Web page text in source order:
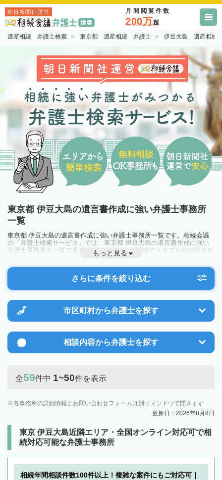
朝日新聞社運営 月間閲覧件数
200万超
遺産相続 弁護士検索 東京都 遺産相続 弁護士 伊豆大島 遺産相続
東京都 伊豆大島の遺言書作成に強い弁護士事務所
一覧
東京都 伊豆大島の遺言書作成に強い弁護士事務所一覧です。相続会議
の「弁護士検索サービス」では、東京都 伊豆大島の遺言書作成に強い
弁護士事務所を一覧で見ることが出来ます。相続のトラブルやお悩みを
抱えている方は一度近隣の弁護士に相談してみましょう。
もっと見る
さらに条件を絞り込む
市区町村から弁護士を探す
相談内容から弁護士を探す
全59件中 1~50件を表示
各事務所の詳細情報とお問い合わせフォームは別ウィンドウで開きます
更新日：2026年8月8日
東京 伊豆大島近隣エリア・全国オンライン対応可で相
続対応可能な弁護士事務所
相続年間相談件数100件以上！複雑な案件にもご対応可｜